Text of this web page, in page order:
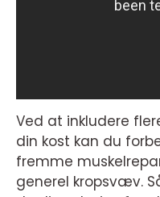
Ved at inkludere
din kost kan du
fremme
generel kropsvæv.